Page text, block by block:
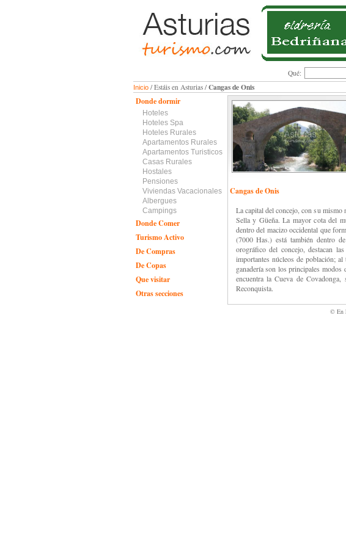
Qué:
Inicio/ Estáis en Asturias / Cangas de Onis
Donde dormir
Hoteles
Hoteles Spa
Hoteles Rurales
Apartamentos Rurales
Apartamentos Turisticos
Casas Rurales
Hostales
Pensiones
Viviendas Vacacionales
Albergues
Campings
Donde Comer
Turismo Activo
De Compras
De Copas
Que visitar
Otras secciones
Cangas de Onis
La capital del concejo, con su mismo
Sella y Güeña. La mayor cota del
dentro del macizo occidental que
(7000 Has.) está también dentro
orográfico del concejo, destacan
importantes núcleos de población;
ganadería son los principales
encuentra la Cueva de
Reconquista.
© En